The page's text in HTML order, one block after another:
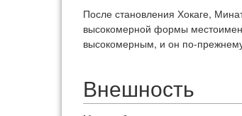
После становления Хокаге,
высокомерной формы
высокомерным, и он по-
Внешность